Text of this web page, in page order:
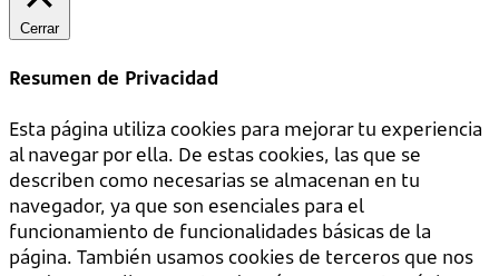
Cerrar
Resumen de Privacidad
Esta página utiliza cookies para mejorar tu experiencia
al navegar por ella. De estas cookies, las que se
describen como necesarias se almacenan en tu
navegador, ya que son esenciales para el
funcionamiento de funcionalidades básicas de la
página. También usamos cookies de terceros que nos